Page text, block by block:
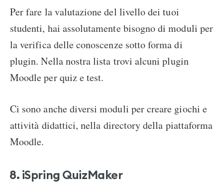
Per fare la valutazione del livello dei tuoi
studenti, hai assolutamente bisogno di moduli per
la verifica delle conoscenze sotto forma di
plugin. Nella nostra lista trovi alcuni plugin
Moodle per quiz e test.
Ci sono anche diversi moduli per creare giochi e
attività didattici, nella directory della piattaforma
Moodle.
8. iSpring QuizMaker